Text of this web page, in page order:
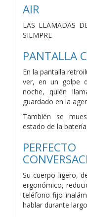
AIR
LAS LLAMADAS
SIEMPRE
PANTALLA
En la pantalla
ver, en un golpe
noche, quién
guardado en la
También se
estado de la
Su cuerpo ligero,
ergonómico,
teléfono fijo
hablar durante